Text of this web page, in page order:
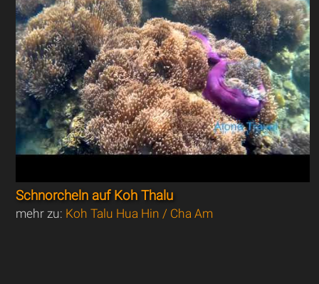
Schnorcheln auf Koh Thalu
mehr zu: Koh Talu Hua Hin / Cha Am